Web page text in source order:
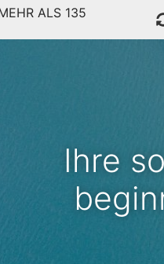
ALS 135
Ihre